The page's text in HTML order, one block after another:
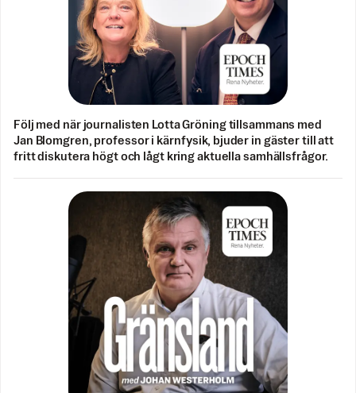
Följ med när journalisten Lotta Gröning tillsammans med
Jan Blomgren, professor i kärnfysik, bjuder in gäster till att
fritt diskutera högt och lågt kring aktuella samhällsfrågor.